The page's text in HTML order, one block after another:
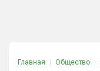
Главная Общество